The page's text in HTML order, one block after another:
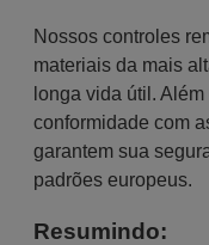
Nossos controles
materiais da mais
longa vida útil.
conformidade com
garantem sua
padrões europeus.
Resumindo: